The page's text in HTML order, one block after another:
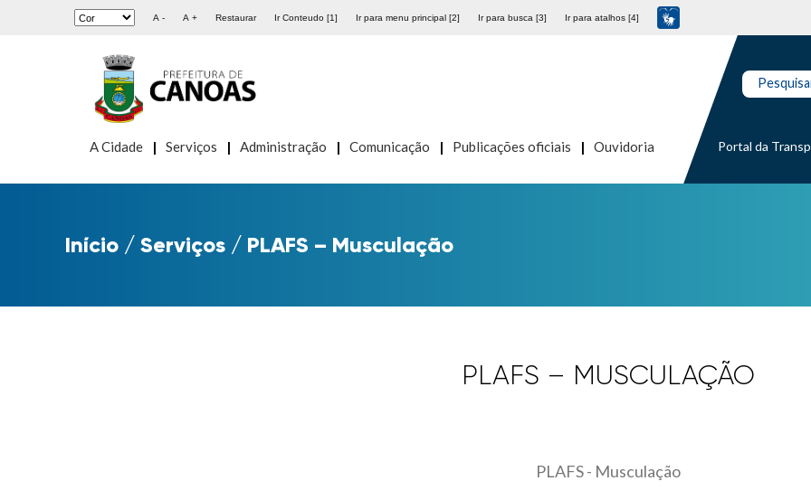
A - A + Restaurar Ir Conteudo [1] Ir para menu principal [2] Ir para busca [3] Ir para atalhos [4]
A Cidade Serviços Administração Comunicação Publicações oficiais Ouvidoria Portal da
Início / Serviços / PLAFS – Musculação
PLAFS – MUSCULAÇÃO
PLAFS - Musculação